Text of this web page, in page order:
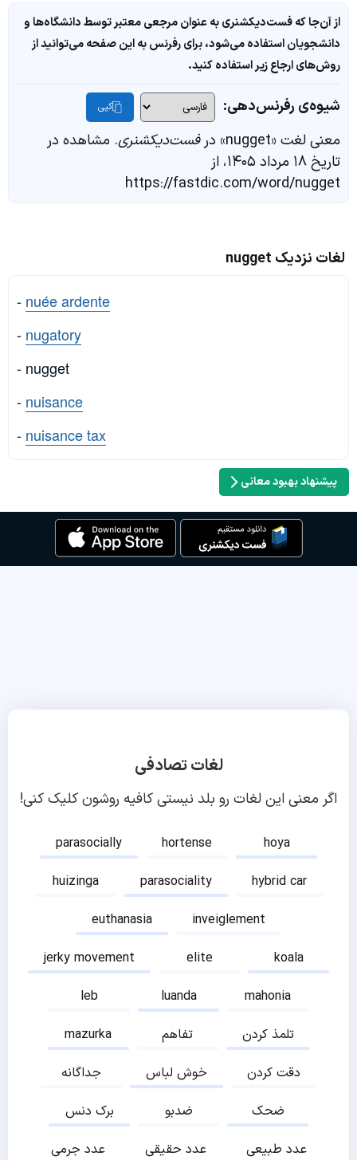
از آن‌جا که فست‌دیکشنری به عنوان مرجعی معتبر توسط دانشگاه‌ها و
دانشجویان استفاده می‌شود، برای رفرنس به این صفحه می‌توانید از
روش‌های ارجاع زیر استفاده کنید.
شیوه‌ی رفرنس‌دهی: کپی
معنی لغت «nugget» در فست‌دیکشنری. مشاهده در
تاریخ ۱۸ مرداد ۱۴۰۵، از
https://fastdic.com/word/nugget
لغات نزدیک nugget
- nuée ardente
- nugatory
- nugget
- nuisance
- nuisance tax
پیشنهاد بهبود معانی
لغات تصادفی
اگر معنی این لغات رو بلد نیستی کافیه روشون کلیک کنی!
parasocially hortense
hoya
huizinga
parasociality
hybrid car
euthanasia
inveiglement
jerky movement
elite
koala
leb
luanda
mahonia
mazurka
تفاهم
تلمذ کردن
جداگانه
خوش لباس
دقت کردن
برک دنس
ضدبو
ضحک
عدد جرمی
عدد حقیقی
عدد طبیعی